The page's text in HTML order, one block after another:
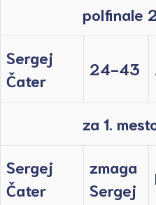
polfinale
Sergej
Čater
24-43
za 1.
Sergej
Čater
zmaga
Sergej